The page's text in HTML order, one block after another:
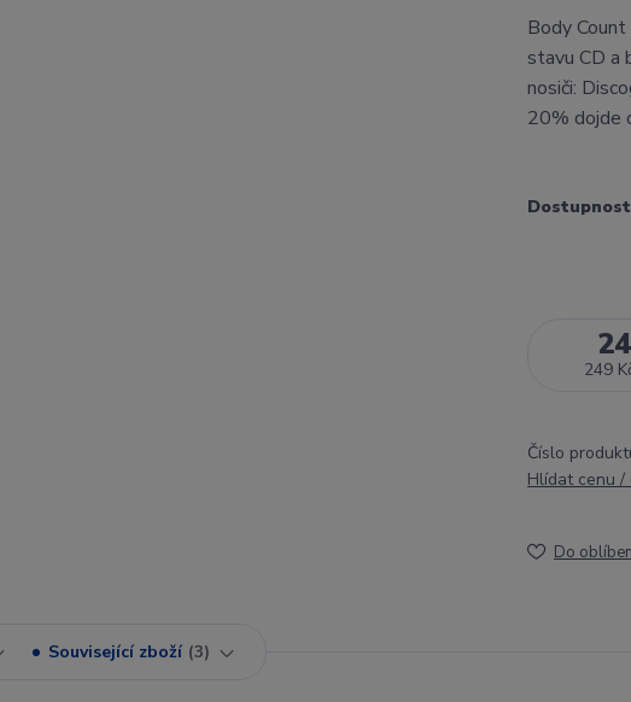
Body
stavu CD a
nosiči:
20% dojde
Dostupnost
249
Číslo
Hlídat cenu
Do
Související zboží 3